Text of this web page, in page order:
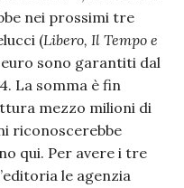
nei prossimi tre
(Libero, Il Tempo e
euro sono garantiti dal
La somma è fin
mezzo milioni di
riconoscerebbe
qui. Per avere i tre
le agenzia